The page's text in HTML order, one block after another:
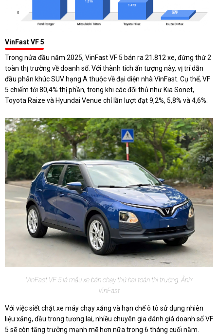
VinFast VF 5
Trong nửa đầu năm 2025, VinFast VF 5 bán ra 21.812 xe, đứng thứ 2
toàn thị trường về doanh số. Với thành tích ấn tượng này, vị trí dẫn
đầu phân khúc SUV hạng A thuộc về đại diện nhà VinFast. Cụ thể, VF
5 chiếm tới 80,4% thị phần, trong khi các đối thủ như Kia Sonet,
Toyota Raize và Hyundai Venue chỉ lần lượt đạt 9,2%, 5,8% và 4,6%.
VinFast VF 5 là mẫu xe bán chạy thứ hai toàn thị trường. Ảnh:
VinFast
Với việc siết chặt xe máy chạy xăng và hạn chế ô tô sử dụng nhiên
liệu xăng, dầu trong tương lai, nhiều chuyên gia đánh giá doanh số VF
5 sẽ còn tăng trưởng mạnh mẽ hơn nữa trong 6 tháng cuối năm.